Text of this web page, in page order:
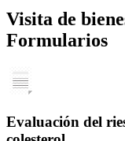
Visita de
Formularios
Evaluación del